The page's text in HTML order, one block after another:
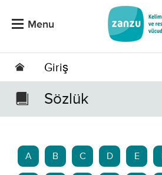
Menu
Giriş
Sözlük
A B C D E